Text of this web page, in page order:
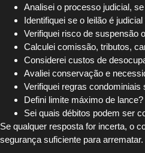
Analisei o processo judicial,
Identifiquei se o leilão é
Verifiquei risco de suspensão
Calculei comissão, tributos,
Considerei custos de
Avaliei conservação e
Verifiquei regras
Defini limite máximo de lance?
Sei quais débitos podem ser
Se qualquer resposta for incerta, o
segurança suficiente para arrematar.